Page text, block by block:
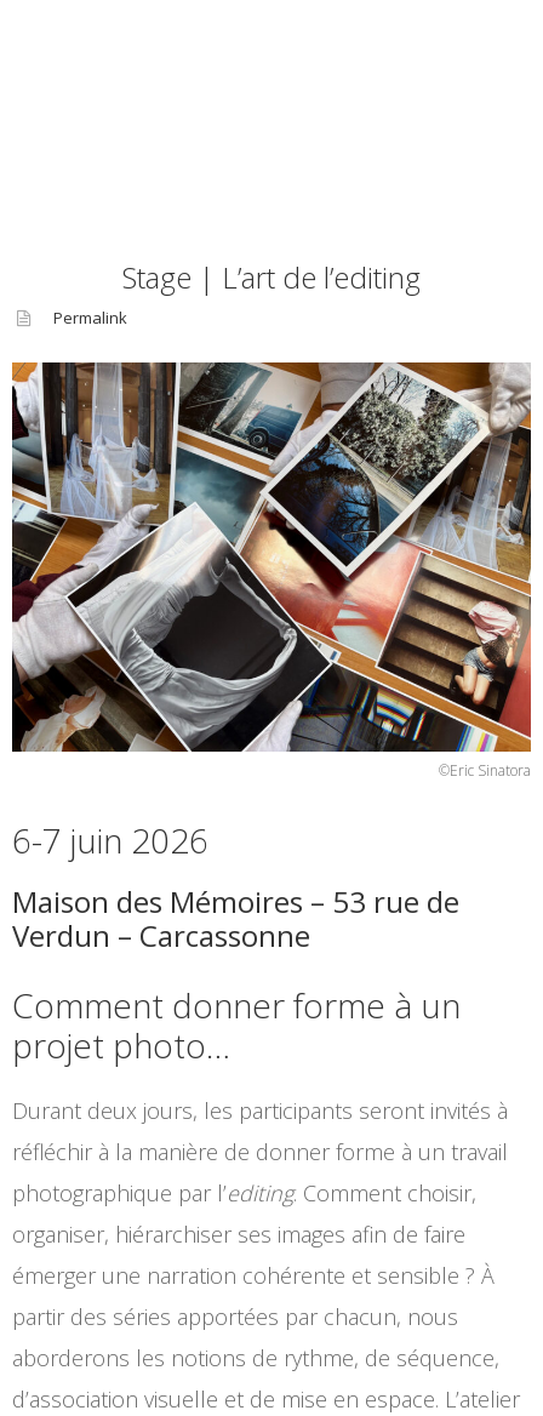
Stage | L’art de l’editing
e
Permalink
©Eric Sinatora
6-7 juin 2026
Maison des Mémoires – 53 rue de
Verdun – Carcassonne
Comment donner forme à un
projet photo…
Durant deux jours, les participants seront invités à
réfléchir à la manière de donner forme à un travail
photographique par l’editing. Comment choisir,
organiser, hiérarchiser ses images afin de faire
émerger une narration cohérente et sensible ? À
partir des séries apportées par chacun, nous
aborderons les notions de rythme, de séquence,
d’association visuelle et de mise en espace. L’atelier